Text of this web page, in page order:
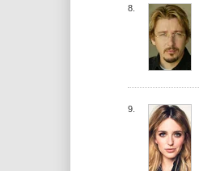
8.
9.